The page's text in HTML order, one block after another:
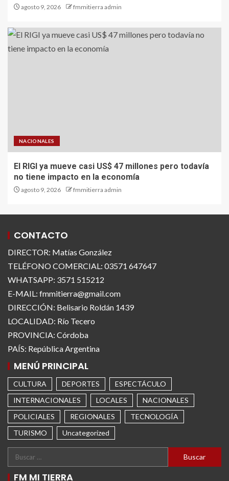
agosto 9, 2026 fmmitierra admin
NACIONALES
El RIGI ya mueve casi US$ 47 millones pero todavía
no tiene impacto en la economía
agosto 9, 2026 fmmitierra admin
CONTACTO
DIRECTOR: Matías González
TELÉFONO COMERCIAL: 03571 647647
WHATSAPP: 3571 515212
E-MAIL: fmmitierra@gmail.com
DIRECCIÓN: Belisario Roldán 1439
LOCALIDAD: Río Tecero
PROVINCIA: Córdoba
PAÍS: República Argentina
MENÚ PRINCIPAL
CULTURA DEPORTES
ESPECTÁCULO
INTERNACIONALES
LOCALES
NACIONALES
POLICIALES
REGIONALES
TECNOLOGÍA
TURISMO
Uncategorized
FM MI TIERRA